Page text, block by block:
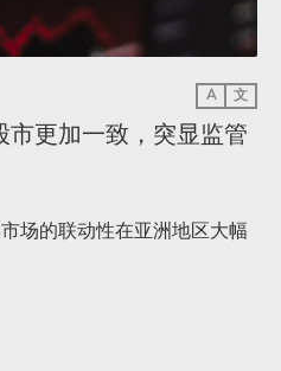
A 文
更加一致，突显监管
场的联动性在亚洲地区大幅